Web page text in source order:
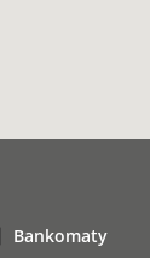
Bankomaty